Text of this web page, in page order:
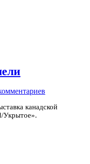
канадской